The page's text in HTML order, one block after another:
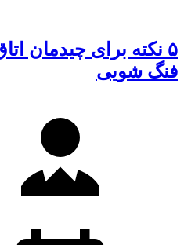
۵ نکته برای چیدمان
فنگ‌ شویی